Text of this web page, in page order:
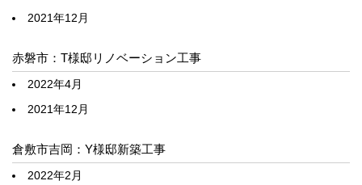
2021年12月
赤磐市：T様邸リノベーション工事
2022年4月
2021年12月
倉敷市吉岡：Y様邸新築工事
2022年2月